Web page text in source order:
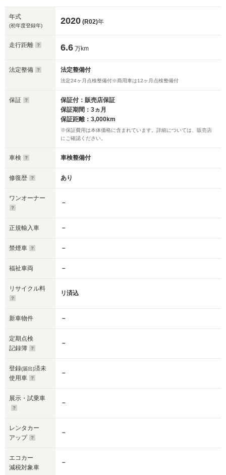
年式
(初年度登録年) 2020 (R02)年
走行距離 6.6 万km
法定整備 法定整備付
法定24ヶ月点検整備付※商用車は12ヶ月点検整備付
保証
保証付：販売店保証
保証期間：3ヵ月
保証距離：3,000km
※保証費用は本体価格に含まれています。詳細については、販売店
にご確認ください。
車検 車検整備付
修復歴 あり
ワンオーナー
－
正規輸入車 －
禁煙車 －
福祉車両 －
リサイクル料
リ済込
新車物件 －
定期点検
記録簿
－
登録(届出)済未
使用車
－
展示・試乗車
－
レンタカー
アップ
－
エコカー
減税対象車
－